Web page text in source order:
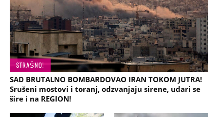
STRAŠNO!
SAD BRUTALNO BOMBARDOVAO IRAN TOKOM JUTRA!
Srušeni mostovi i toranj, odzvanjaju sirene, udari se
šire i na REGION!